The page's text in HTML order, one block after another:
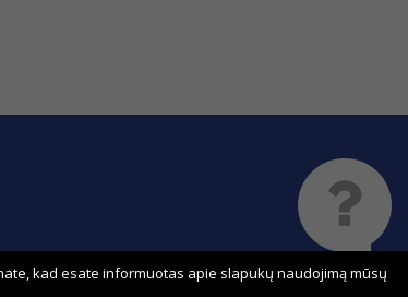
Sprendimas:
kad esate informuotas apie slapukų naudojimą mūsų